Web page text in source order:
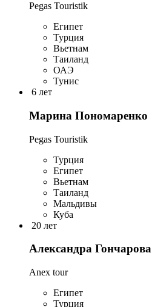
Pegas Touristik
Египет
Турция
Вьетнам
Таиланд
ОАЭ
Тунис
6 лет
Марина Пономаренко
Pegas Touristik
Турция
Египет
Вьетнам
Таиланд
Мальдивы
Куба
20 лет
Александра Гончарова
Anex tour
Египет
Турция